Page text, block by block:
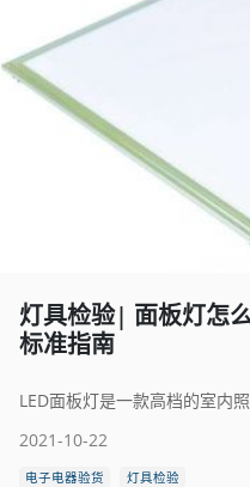
灯具检验| 面板灯怎
标准指南
2021-10-22
电子电器验货 灯具检验